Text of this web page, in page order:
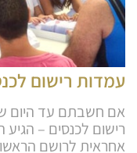
עמדות רישום
אם חשבתם עד היום
רישום לכנסים –
אחראית לרושם